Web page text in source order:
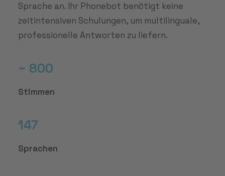
Sprache an. Ihr Phonebot benötigt keine
zeitintensiven Schulungen, um multilinguale,
professionelle Antworten zu liefern.
~ 800
Stimmen
147
Sprachen